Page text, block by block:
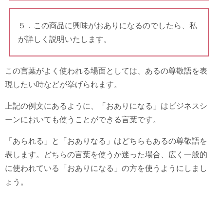
５．この商品に興味がおありになるのでしたら、私
が詳しく説明いたします。
この言葉がよく使われる場面としては、あるの尊敬語を表
現したい時などが挙げられます。
上記の例文にあるように、「おありになる」はビジネスシ
ーンにおいても使うことができる言葉です。
「あられる」と「おありなる」はどちらもあるの尊敬語を
表します。どちらの言葉を使うか迷った場合、広く一般的
に使われている「おありになる」の方を使うようにしまし
ょう。